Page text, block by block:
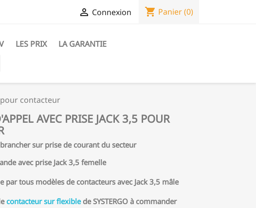
 Connexion shopping_cart Panier(0)
LES PRIX LA GARANTIE
pour contacteur
AVEC PRISE JACK 3,5 POUR
sur prise de courant du secteur
avec prise Jack 3,5 femelle
par tous modèles de contacteurs avec Jack 3,5 mâle
contacteur sur flexiblede SYSTERGO à commander